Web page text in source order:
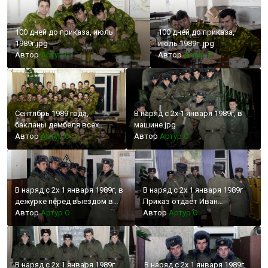
100 дней до приказа, июль
1989г.jpg
АвторАртур О
100 дней до приказа,
июль 1989г..jpg
АвторАртур О
Сентябрь 1989 года,
бакланы дембеля всех
отделов
АвторАртур О
В наряд с 2х 1 января 1989г, в
машине.jpg
Автор Артур О
В наряд с 2х 1 января 1989г, в
дежурке перед выездом в
порт.jpeg
АвторАртур О
В наряд с 2х 1 января 1989г
Приказ отдает Иван
Доминевский .jpeg
Автор Артур О
В наряд с 2х 1 января 1989г
В наряд с 2х 1 января 1989г,